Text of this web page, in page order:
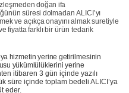
doğan ifa
süresi dolmadan ALICI’yı
ve açıkçaonayınıalmaksuretiyle
fiyattafarklı bir ürün tedarik
hizmetin yerine getirilmesinin
yükümlülüklerini yerine
itibaren 3 gün içinde yazılı
süre içinde toplam bedeli ALICI’ya
eder.